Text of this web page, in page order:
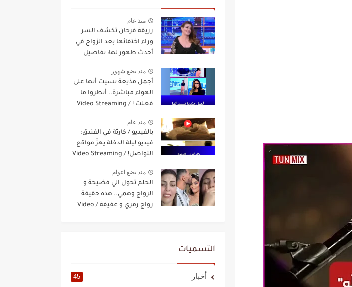
منذ عام
رزيقة فرحان تكشف السر
وراء اختفائها بعد الزواج في
أحدث ظهور لها: تفاصيل
منذ بضع شهور
أجمل مذيعة نسيت أنها على
الهواء مباشرة.. أنظروا ما
فعلت ! / Video Streaming
منذ عام
بالفيديو / كارثة في الفندق:
فيديو ليلة الدخلة يهزّ مواقع
التواصل! / Video Streaming
منذ بضع اعوام
الحلم تحول الي فضيحة و
الزواج وهمي.. هذه حقيقة
زواج رمزي و عفيفة / Video
التسميات
أخبار 45